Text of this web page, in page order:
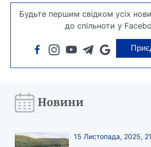
Будьте першим свідком усіх
до спільноти у
Новини
15 Листопада, 2025,